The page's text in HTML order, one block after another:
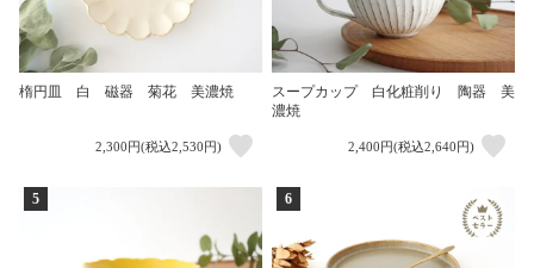
楕円皿 白 磁器 菊花 美濃焼
2,300円(税込2,530円)
スープカップ 白化粧削り 陶器 美
濃焼
2,400円(税込2,640円)
5 6